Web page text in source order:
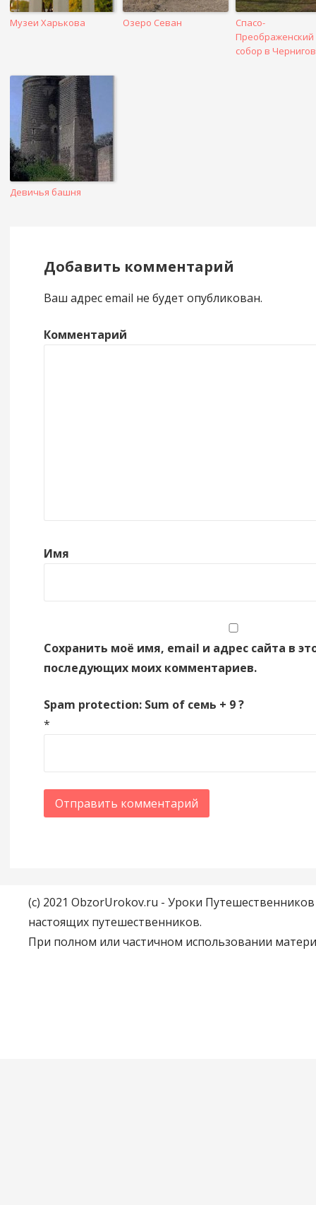
Музеи Харькова Озеро Севан
Спасо-
Преображенский
собор в
Девичья башня
Добавить комментарий
Ваш адрес email не будет опубликован.
Комментарий
Имя
Сохранить моё имя, email и адрес сайта в
последующих моих комментариев.
Spam protection: Sum of семь + 9 ?
*
(c) 2021 ObzorUrokov.ru - Уроки
настоящих путешественников.
При полном или частичном использовании